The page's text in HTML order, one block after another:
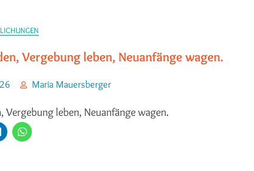
Vergebung leben, Neuanfänge wagen.
Maria Mauersberger
Vergebung leben, Neuanfänge wagen.